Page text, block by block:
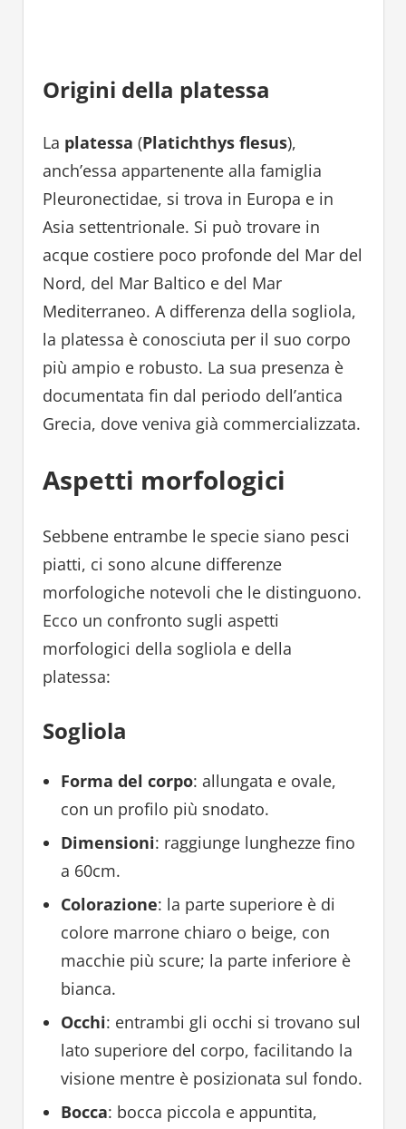
Origini della platessa
La platessa (Platichthys flesus),
anch’essa appartenente alla famiglia
Pleuronectidae, si trova in Europa e in
Asia settentrionale. Si può trovare in
acque costiere poco profonde del Mar del
Nord, del Mar Baltico e del Mar
Mediterraneo. A differenza della sogliola,
la platessa è conosciuta per il suo corpo
più ampio e robusto. La sua presenza è
documentata fin dal periodo dell’antica
Grecia, dove veniva già commercializzata.
Aspetti morfologici
Sebbene entrambe le specie siano pesci
piatti, ci sono alcune differenze
morfologiche notevoli che le distinguono.
Ecco un confronto sugli aspetti
morfologici della sogliola e della
platessa:
Sogliola
Forma del corpo: allungata e ovale,
con un profilo più snodato.
Dimensioni: raggiunge lunghezze fino
a 60cm.
Colorazione: la parte superiore è di
colore marrone chiaro o beige, con
macchie più scure; la parte inferiore è
bianca.
Occhi: entrambi gli occhi si trovano sul
lato superiore del corpo, facilitando la
visione mentre è posizionata sul fondo.
Bocca: bocca piccola e appuntita,